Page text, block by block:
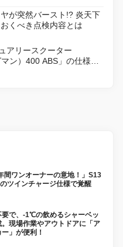
が突然バースト!? 炎天下
くべき点検内容とは
アリースクーター
ン）400 ABS」の仕様を
間ワンオーナーの意地！」S13
ツインチャージ仕様で覚醒
要で、-1℃の飲めるシャーベッ
。現場作業やアウトドアに「ア
」が便利！